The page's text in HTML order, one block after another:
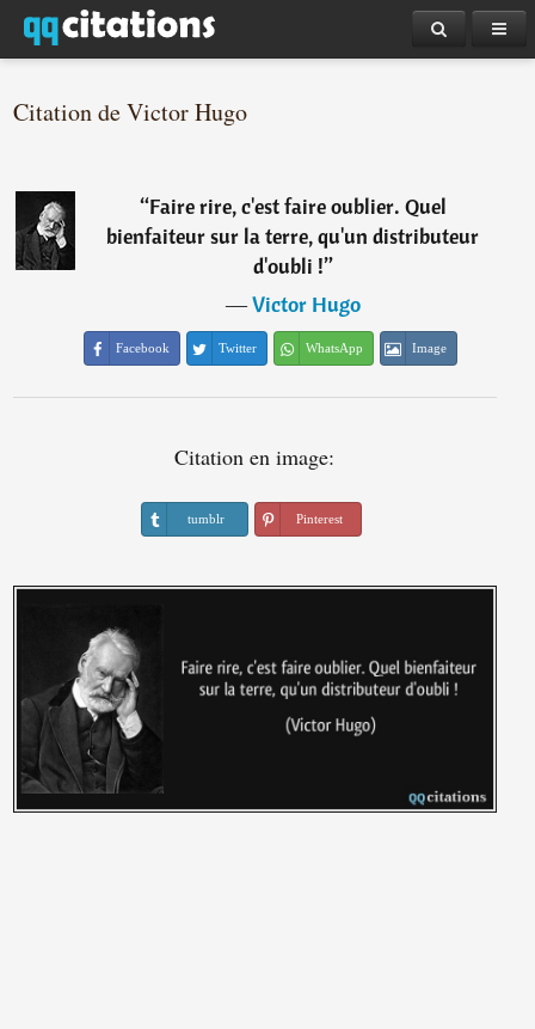
Citation de Victor Hugo
“Faire rire, c'est faire oublier. Quel
bienfaiteur sur la terre, qu'un distributeur
d'oubli !”
―Victor Hugo
Facebook Twitter WhatsApp Image
Citation en image:
tumblr Pinterest